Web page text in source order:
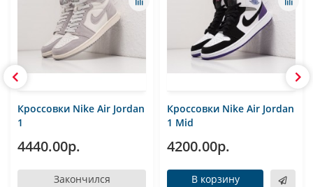
Кроссовки Nike Air Jordan
1
4440.00р.
Закончился
Кроссовки Nike Air Jordan
1 Mid
4200.00р.
В корзину